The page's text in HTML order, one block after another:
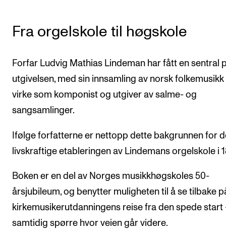
Hvem gjør hva i administrasjonen
Fra orgelskole til høgskole
Forfar Ludvig Mathias Lindeman har fått en sentral
utgivelsen, med sin innsamling av norsk
virke som komponist og utgiver av salme- og
sangsamlinger.
Ifølge forfatterne er nettopp dette bakgrunnen for
livskraftige etableringen av Lindemans orgelskole i
Boken er en del av Norges musikkhøgskoles 50-
årsjubileum, og benytter muligheten til å se tilbake
kirkemusikerutdanningens reise fra den spede start
samtidig spørre hvor veien går videre.